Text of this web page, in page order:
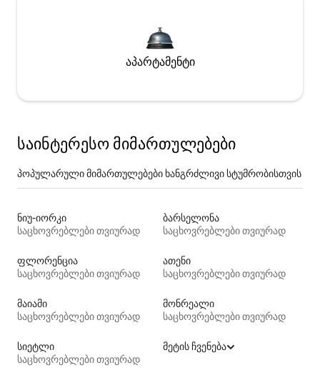
აპარტამენტი
საინტერესო მიმართულებები
პოპულარული მიმართულებები ხანგრძლივი სტუმრობისთვის
ნიუ-იორკი
საცხოვრებლები თვიურად
ბარსელონა
საცხოვრებლები თვიურად
ფლორენცია
საცხოვრებლები თვიურად
ათენი
საცხოვრებლები თვიურად
მაიამი
საცხოვრებლები თვიურად
მონრეალი
საცხოვრებლები თვიურად
სიეტლი
საცხოვრებლები თვიურად
მეტის ჩვენება